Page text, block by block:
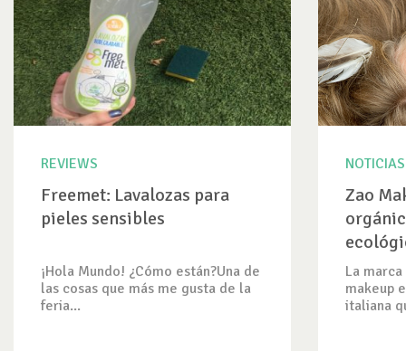
REVIEWS
Freemet: Lavalozas para
pieles sensibles
¡Hola Mundo! ¿Cómo están?Una de
las cosas que más me gusta de la
feria...
NOTICIAS
Zao
La
makeup
italiana